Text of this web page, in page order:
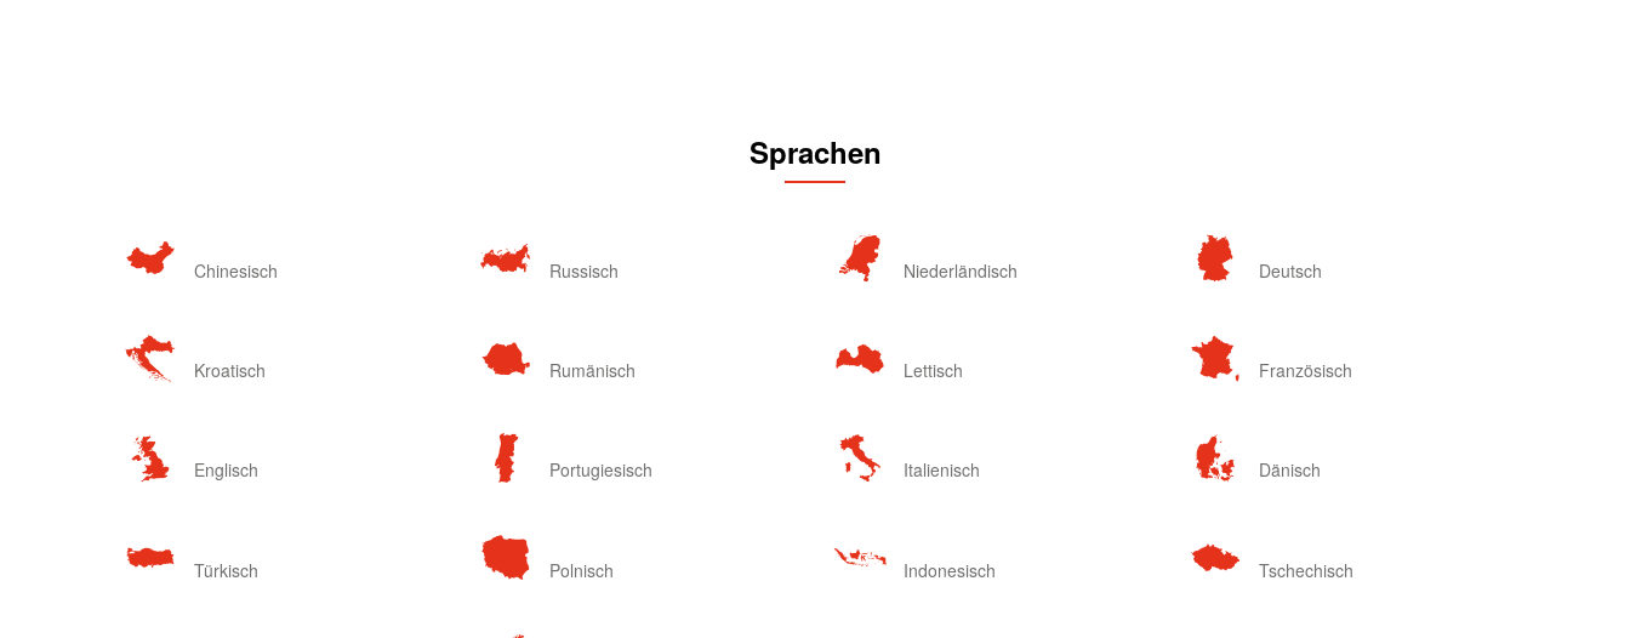
Sprachen
Chinesisch
Kroatisch
Englisch
Türkisch
Russisch
Rumänisch
Portugiesisch
Polnisch
Niederländisch
Lettisch
Italienisch
Indonesisch
Deutsch
Französisch
Dänisch
Tschechisch